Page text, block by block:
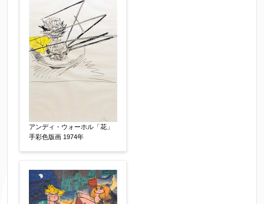
※データはSSL(Secure Sockets Layer)通信によ
アンディ・ウォーホル「花」
手彩色版画 1974年